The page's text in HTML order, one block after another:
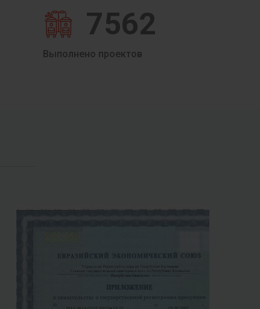
7562
Выполнено проектов